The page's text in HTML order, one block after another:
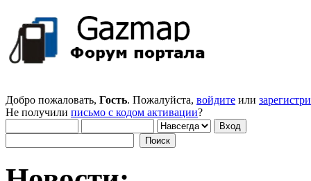
Добро пожаловать, Гость. Пожалуйста, войдите или
Не получили письмо с кодом активации?